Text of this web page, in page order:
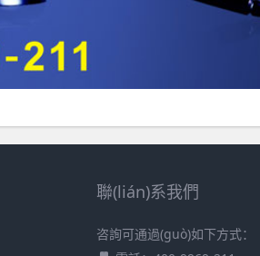
聯(lián)系我們
咨詢可通過(guò)如下方式：